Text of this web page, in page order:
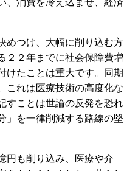
めつけ、大幅に削り込む方
２２年までに社会保障費増
けたことは重大です。同期
これは医療技術の高度化な
すことは世論の反発を恐れ
」を一律削減する路線の堅
円も削り込み、医療や介